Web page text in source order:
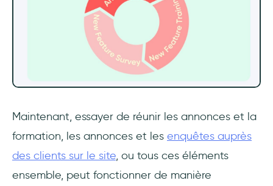
Maintenant, essayer de réunir les annonces et la
formation, les annonces et les enquêtes auprès
des clients sur le site, ou tous ces éléments
ensemble, peut fonctionner de manière